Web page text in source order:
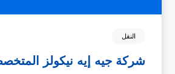
النقل
شركة جيه إيه نيكولز